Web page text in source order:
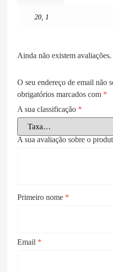
20, 1
Ainda não existem avaliações.
O seu endereço de email não
obrigatórios marcados com *
A sua classificação *
A sua avaliação sobre o
Primeiro nome *
Email *